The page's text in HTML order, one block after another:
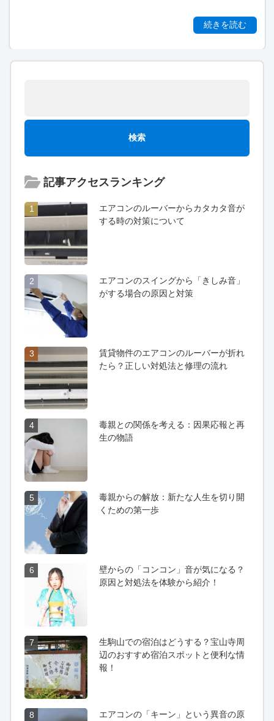
続きを読む
記事アクセスランキング
1
エアコンのルーバーからカタカタ音が
する時の対策について
2
エアコンのスイングから「きしみ音」
がする場合の原因と対策
3
賃貸物件のエアコンのルーバーが折れ
たら？正しい対処法と修理の流れ
4
毒親との関係を考える：因果応報と再
生の物語
5
毒親からの解放：新たな人生を切り開
くための第一歩
6
壁からの「コンコン」音が気になる？
原因と対処法を体験から紹介！
7
生駒山での宿泊はどうする？宝山寺周
辺のおすすめ宿泊スポットと便利な情
報！
8
エアコンの「キーン」という異音の原